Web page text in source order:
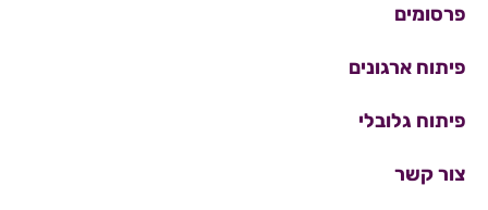
פרסומים
פיתוח ארגונים
פיתוח גלובלי
צור קשר